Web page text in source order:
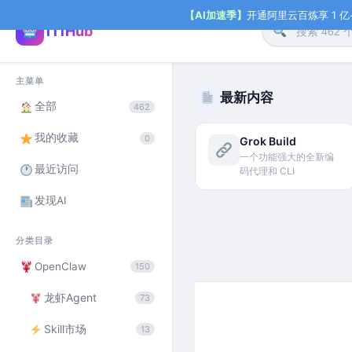
【AI加速季】 开通阿里云百炼享 1
111Hub
主菜单
全部 462
我的收藏 0
最近访问
发现AI
分类目录
OpenClaw 150
龙虾Agent 73
Skill市场 13
最新内容
Grok Build
一个功能强大的全新编
码代理和 CLI